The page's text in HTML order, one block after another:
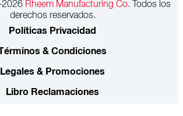
Rheem Manufacturing Co. Todos los
derechos reservados.
Políticas Privacidad
Términos & Condiciones
Legales & Promociones
Libro Reclamaciones